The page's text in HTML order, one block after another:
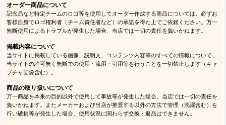
オーダー商品について
記念品など特定チームのロゴ等を使用してオーダー作成する商品については、必ずお
客様自身でロゴ権利者（チーム責任者など）の承諾を得た上でご依頼ください。万一
無断使用によるトラブルが発生した場合、当店では一切の責任を負いかねます。
掲載内容について
当サイトに掲載している画像、説明文、コンテンツ内容等のすべての情報について、
当サイトの許可無く無断での使用・流用・引用等を行うことを一切禁止します（キャ
プチャ画像含む）。
商品の取り扱いについて
万一商品を本来の目的以外で使用して事故等が発生した場合、当店では一切の責任を
負いかねます。またメーカーおよび当店が推奨する以外の方法で管理（洗濯含む）を
行い破損等が発生した場合、使用状況に関わらず交換・返品はできません。